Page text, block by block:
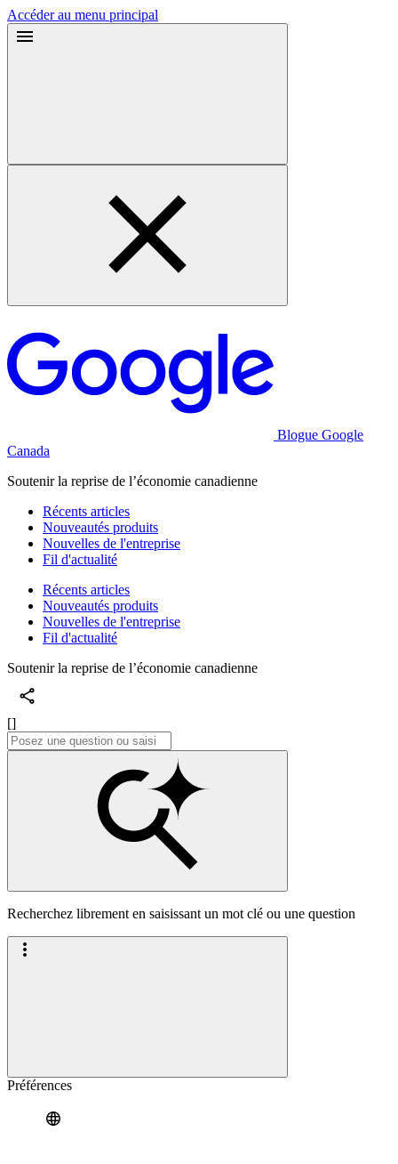
Accéder au menu principal
Blogue Google
Canada
Soutenir la reprise de l’économie canadienne
Récents articles
Nouveautés produits
Nouvelles de l'entreprise
Fil d'actualité
Récents articles
Nouveautés produits
Nouvelles de l'entreprise
Fil d'actualité
Soutenir la reprise de l’économie canadienne
[]
Recherchez librement en saisissant un mot clé ou une question
Préférences